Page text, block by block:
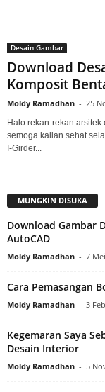
Desain Gambar
Download
Komposit
Moldy Ramadhan - 25
Halo rekan-rekan
semoga kalian sehat
I-Girder...
MUNGKIN DISUKA
Download Gambar
AutoCAD
Moldy Ramadhan - 7
Cara Pemasangan
Moldy Ramadhan - 3
Kegemaran Saya
Desain Interior
Moldy Ramadhan - 5